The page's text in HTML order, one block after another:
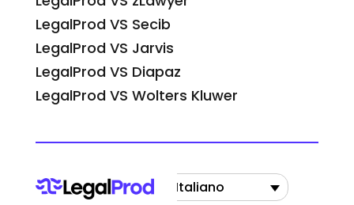
LegalProd VS Secib
LegalProd VS Jarvis
LegalProd VS Diapaz
LegalProd VS Wolters Kluwer
Italiano